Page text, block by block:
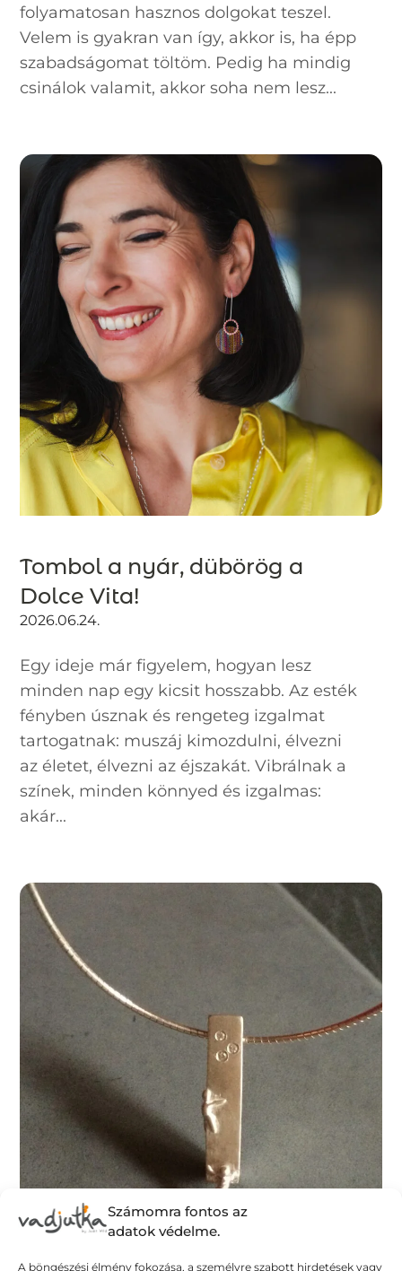
Számomra fontos az
adatok védelme.
A böngészési élmény fokozása, a személyre szabott hirdetések vagy
folyamatosan hasznos dolgokat teszel.
Velem is gyakran van így, akkor is, ha épp
szabadságomat töltöm. Pedig ha mindig
csinálok valamit, akkor soha nem lesz...
Tombol a nyár, dübörög a
Dolce Vita!
2026.06.24.
Egy ideje már figyelem, hogyan lesz
minden nap egy kicsit hosszabb. Az esték
fényben úsznak és rengeteg izgalmat
tartogatnak: muszáj kimozdulni, élvezni
az életet, élvezni az éjszakát. Vibrálnak a
színek, minden könnyed és izgalmas:
akár...